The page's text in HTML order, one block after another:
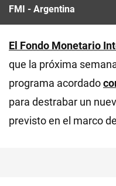
FMI - Argentina
El Fondo Monetario
que la próxima
programa acordado
para destrabar un
previsto en el marco